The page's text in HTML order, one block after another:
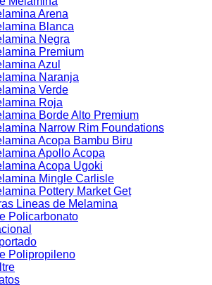
Arena
Blanca
Negra
Premium
Azul
Naranja
Verde
Roja
Borde Alto Premium
Narrow Rim Foundations
Acopa Bambu Biru
Apollo Acopa
Acopa Ugoki
Mingle Carlisle
Pottery Market Get
Lineas de Melamina
Policarbonato
Polipropileno